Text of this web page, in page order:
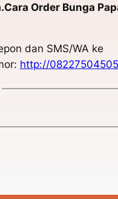
Order Bunga
dan SMS/WA ke
http://